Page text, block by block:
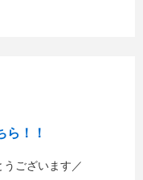
ら！！
ございます／